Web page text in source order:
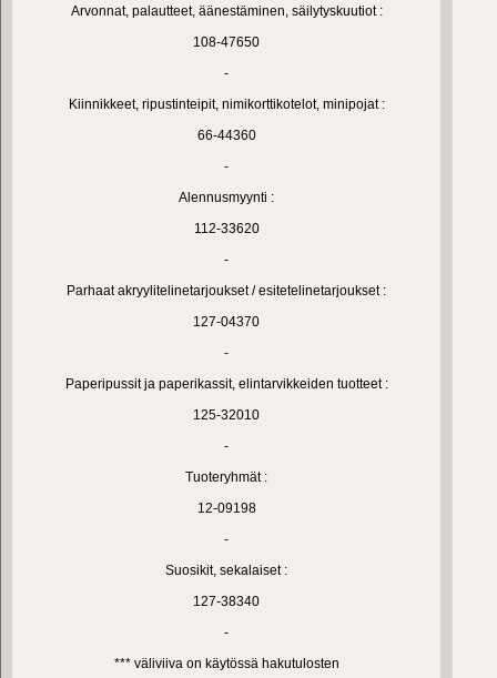
Arvonnat, palautteet, äänestäminen, säilytyskuutiot :
108-47650
-
Kiinnikkeet, ripustinteipit, nimikorttikotelot, minipojat :
66-44360
-
Alennusmyynti :
112-33620
-
Parhaat akryylitelinetarjoukset / esitetelinetarjoukset :
127-04370
-
Paperipussit ja paperikassit, elintarvikkeiden tuotteet :
125-32010
-
Tuoteryhmät :
12-09198
-
Suosikit, sekalaiset :
127-38340
-
*** väliviiva on käytössä hakutulosten